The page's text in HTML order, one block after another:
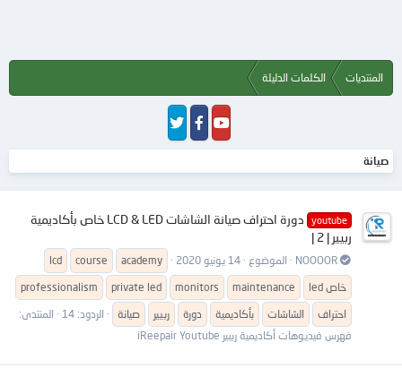
المنتديات الكلمات الدليلة
صيانة
youtube
دورة احتراف صيانة الشاشات LCD & LED خاص بأكاديمية
ربيير | 2 |
NOOOOR الموضوع 14 يونيو 2020 academy
course
lcd
led خاص
maintenance
monitors
private led
professionalism
احتراف
الشاشات بأكاديمية دورة ربيير صيانة الردود: 14
المنتدى:
فهرس فيديوهات أكاديمية ريبير iReepair Youtube